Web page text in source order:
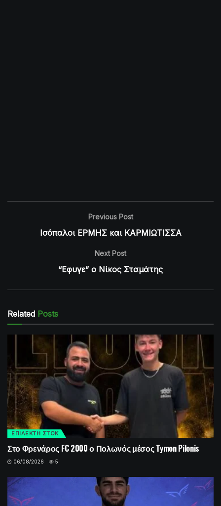
Previous Post
Ισόπαλοι ΕΡΜΗΣ και ΚΑΡΜΙΩΤΙΣΣΑ
Next Post
“Εφυγε” ο Νίκος Σταμάτης
Related Posts
ΕΠΙΛΕΚΤΗ ΣΤΟΚ
Στο Φρενάρος FC 2000 ο Πολωνός μέσος Tymon Pilonis
06/08/2026 5